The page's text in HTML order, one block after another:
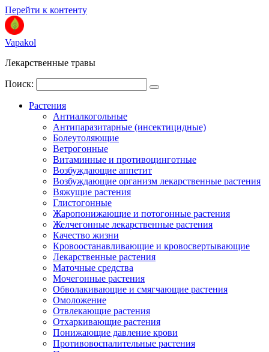
Перейти к контенту
Vapakol
Лекарственные травы
Поиск:
Растения
Антиалкогольные
Антипаразитарные (инсектицидные)
Болеутоляющие
Ветрогонные
Витаминные и противоцинготные
Возбуждающие аппетит
Возбуждающие организм лекарственные растения
Вяжущие растения
Глистогонные
Жаропонижающие и потогонные растения
Желчегонные лекарственные растения
Качество жизни
Кровоостанавливающие и кровосвертывающие
Лекарственные растения
Маточные средства
Мочегонные растения
Обволакивающие и смягчающие растения
Омоложение
Отвлекающие растения
Отхаркивающие растения
Понижающие давление крови
Противовоспалительные растения